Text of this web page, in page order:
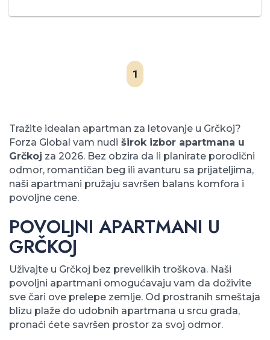
1
Tražite idealan apartman za letovanje u Grčkoj?
Forza Global vam nudi širok izbor apartmana u
Grčkoj za 2026. Bez obzira da li planirate porodični
odmor, romantičan beg ili avanturu sa prijateljima,
naši apartmani pružaju savršen balans komfora i
povoljne cene.
POVOLJNI APARTMANI U
GRČKOJ
Uživajte u Grčkoj bez prevelikih troškova. Naši
povoljni apartmani omogućavaju vam da doživite
sve čari ove prelepe zemlje. Od prostranih smeštaja
blizu plaže do udobnih apartmana u srcu grada,
pronaći ćete savršen prostor za svoj odmor.